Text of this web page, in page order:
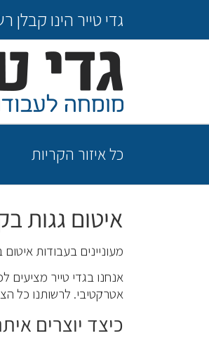
content
גדי טייר הינו קבלן רשום לעבודות איטום
כל איזור הקריות
איטום גגות
מעוניינים בעבודות
אנחנו בגדי טייר מציעים
אטרקטיבי. לרשותנו כל
כיצד יוצרים